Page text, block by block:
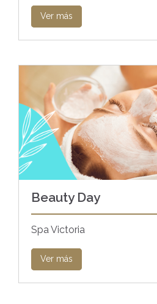
Ver más
Beauty Day
Spa Victoria
Ver más